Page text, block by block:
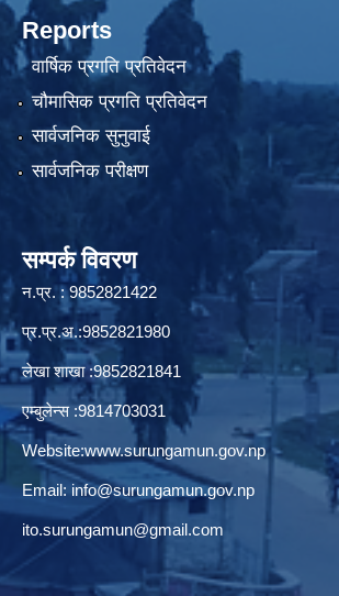
Reports
वार्षिक प्रगति प्रतिवेदन
चौमासिक प्रगति प्रतिवेदन
सार्वजनिक सुनुवाई
सार्वजनिक परीक्षण
सम्पर्क विवरण
न.प्र. : 9852821422
प्र.प्र.अ.:9852821980
लेखा शाखा :9852821841
एम्बुलेन्स :9814703031
Website:www.surungamun.gov.np
Email: info@surungamun.gov.np
ito.surungamun@gmail.com